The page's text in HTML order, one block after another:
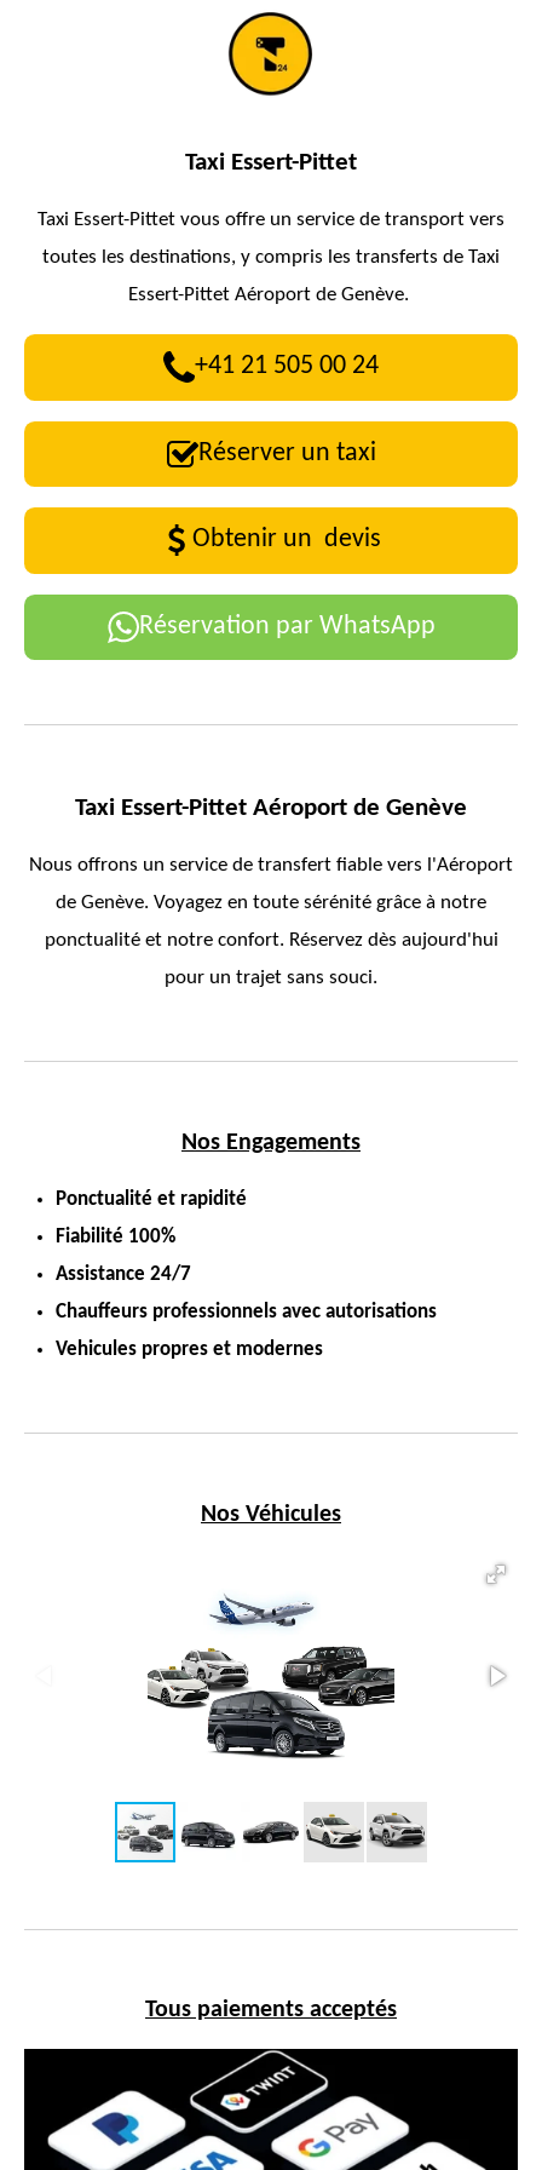
Taxi Essert-Pittet
Taxi Essert-Pittet vous offre un service de transport vers
toutes les destinations, y compris les transferts de Taxi
Essert-Pittet Aéroport de Genève.
+41 21 505 00 24
Réserver un taxi
Obtenir un devis
Réservation par WhatsApp
Taxi Essert-Pittet Aéroport de Genève
Nous offrons un service de transfert fiable vers l'Aéroport
de Genève. Voyagez en toute sérénité grâce à notre
ponctualité et notre confort. Réservez dès aujourd'hui
pour un trajet sans souci.
Nos Engagements
Ponctualité et rapidité
Fiabilité 100%
Assistance 24/7
Chauffeurs professionnels avec autorisations
Vehicules propres et modernes
Nos Véhicules
Tous paiements acceptés